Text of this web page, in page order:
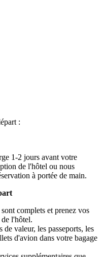
:
1-2 jours avant votre
de l'hôtel ou nous
à portée de main.
complets et prenez vos
l'hôtel.
valeur, les passeports, les
d'avion dans votre bagage